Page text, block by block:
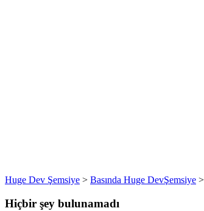
Huge Dev Şemsiye > Basında Huge DevŞemsiye >
Hiçbir şey bulunamadı